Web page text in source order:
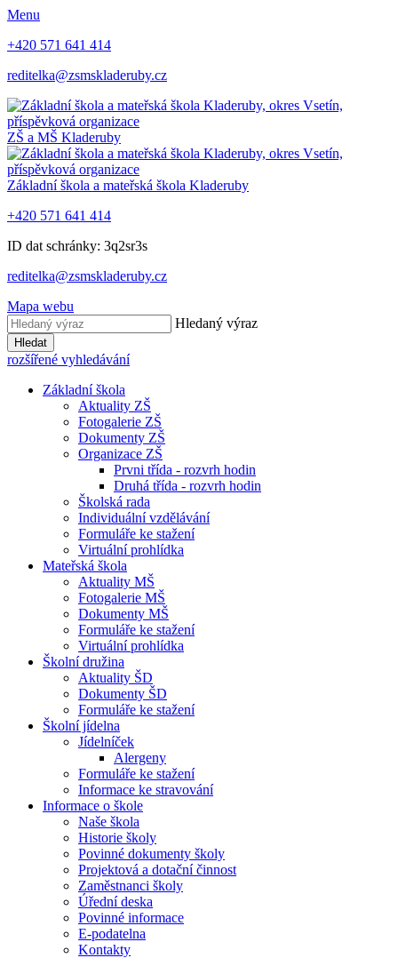
Menu
+420 571 641 414
reditelka@zsmskladeruby.cz
ZŠ a MŠ Kladeruby
Základní škola a mateřská škola Kladeruby
+420 571 641 414
ID dat schránky: 3q2sr3s
reditelka@zsmskladeruby.cz
Mapa webu
Hledaný výraz
Hledat
rozšířené vyhledávání
Základní škola
Aktuality ZŠ
Fotogalerie ZŠ
Dokumenty ZŠ
Organizace ZŠ
Prvni třída - rozvrh hodin
Druhá třída - rozvrh hodin
Školská rada
Individuální vzdělávání
Formuláře ke stažení
Virtuální prohlídka
Mateřská škola
Aktuality MŠ
Fotogalerie MŠ
Dokumenty MŠ
Formuláře ke stažení
Virtuální prohlídka
Školní družina
Aktuality ŠD
Dokumenty ŠD
Formuláře ke stažení
Školní jídelna
Jídelníček
Alergeny
Formuláře ke stažení
Informace ke stravování
Informace o škole
Naše škola
Historie školy
Povinné dokumenty školy
Projektová a dotační činnost
Zaměstnanci školy
Úřední deska
Povinné informace
E-podatelna
Kontakty